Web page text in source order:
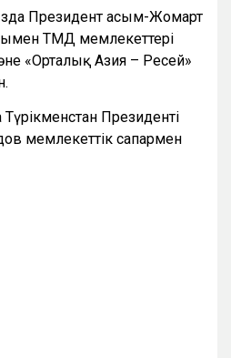
Президент Қасым-Жомарт
ТМД мемлекеттері
«Орталық Азия – Ресей»
Түрікменстан Президенті
мемлекеттік сапармен